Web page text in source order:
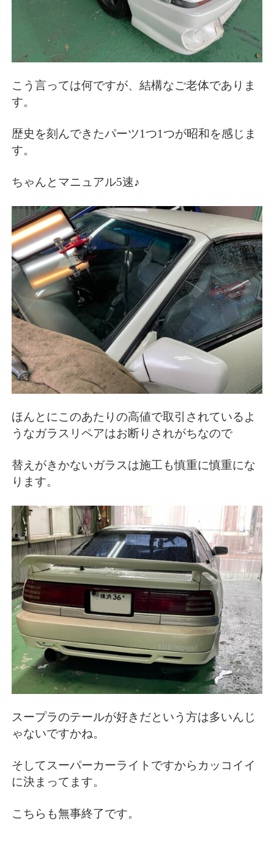
こう言っては何ですが、結構なご老体でありま
す。
歴史を刻んできたパーツ1つ1つが昭和を感じま
す。
ちゃんとマニュアル5速♪
ほんとにこのあたりの高値で取引されているよ
うなガラスリペアはお断りされがちなので
替えがきかないガラスは施工も慎重に慎重にな
ります。
スープラのテールが好きだという方は多いんじ
ゃないですかね。
そしてスーパーカーライトですからカッコイイ
に決まってます。
こちらも無事終了です。